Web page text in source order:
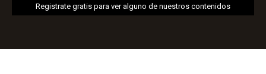
Registrate gratis para ver alguno de nuestros contenidos